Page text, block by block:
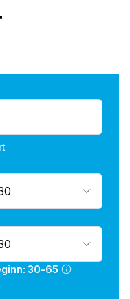
30-65